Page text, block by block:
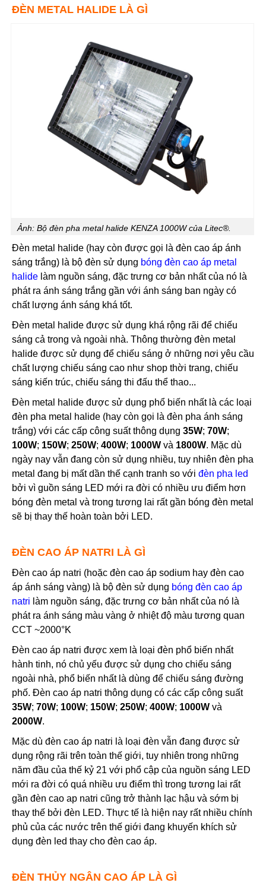
ĐÈN METAL HALIDE LÀ GÌ
Ảnh: Bộ đèn pha metal halide KENZA 1000W của Litec®.
Đèn metal halide (hay còn được gọi là đèn cao áp ánh
sáng trắng) là bộ đèn sử dụng bóng đèn cao áp metal
halidelàm nguồn sáng, đặc trưng cơ bản nhất của nó là
phát ra ánh sáng trắng gần với ánh sáng ban ngày có
chất lượng ánh sáng khá tốt.
Đèn metal halide được sử dụng khá rộng rãi để chiếu
sáng cả trong và ngoài nhà. Thông thường đèn metal
halide được sử dụng để chiếu sáng ở những nơi yêu cầu
chất lượng chiếu sáng cao như shop thời trang, chiếu
sáng kiến trúc, chiếu sáng thi đấu thể thao...
Đèn metal halide được sử dụng phổ biến nhất là các loại
đèn pha metal halide (hay còn gọi là đèn pha ánh sáng
trắng) với các cấp công suất thông dụng 35W; 70W;
100W; 150W; 250W; 400W; 1000Wvà 1800W. Mặc dù
ngày nay vẫn đang còn sử dụng nhiều, tuy nhiên đèn pha
metal đang bị mất dần thế cạnh tranh so với đèn pha led
bởi vì guồn sáng LED mới ra đời có nhiều ưu điểm hơn
bóng đèn metal và trong tương lai rất gần bóng đèn metal
sẽ bị thay thế hoàn toàn bởi LED.
ĐÈN CAO ÁP NATRI LÀ GÌ
Đèn cao áp natri (hoặc đèn cao áp sodium hay đèn cao
áp ánh sáng vàng) là bộ đèn sử dụng bóng đèn cao áp
natri làm nguồn sáng, đặc trưng cơ bản nhất của nó là
phát ra ánh sáng màu vàng ở nhiệt độ màu tương quan
CCT ~2000°K
Đèn cao áp natri được xem là loại đèn phổ biến nhất
hành tinh, nó chủ yếu được sử dụng cho chiếu sáng
ngoài nhà, phổ biến nhất là dùng để chiếu sáng đường
phố. Đèn cao áp natri thông dụng có các cấp công suất
35W; 70W; 100W; 150W; 250W; 400W; 1000Wvà
2000W.
Mặc dù đèn cao áp natri là loại đèn vẫn đang được sử
dụng rộng rãi trên toàn thế giới, tuy nhiên trong những
năm đầu của thế kỷ 21 với phổ cập của nguồn sáng LED
mới ra đời có quá nhiều ưu điểm thì trong tương lai rất
gần đèn cao ap natri cũng trở thành lạc hậu và sớm bị
thay thế bởi đèn LED. Thực tế là hiện nay rất nhiều chính
phủ của các nước trên thế giới đang khuyến khích sử
dụng đèn led thay cho đèn cao áp.
ĐÈN THỦY NGÂN CAO ÁP LÀ GÌ